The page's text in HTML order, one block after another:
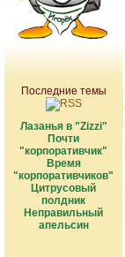
Последние темы
Лазанья в "Zizzi"
Почти
"корпоративчик"
Время
"корпоративчиков"
Цитрусовый
полдник
Неправильный
апельсин